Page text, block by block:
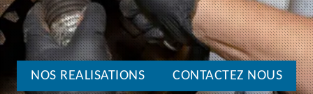
NOS REALISATIONS CONTACTEZ NOUS